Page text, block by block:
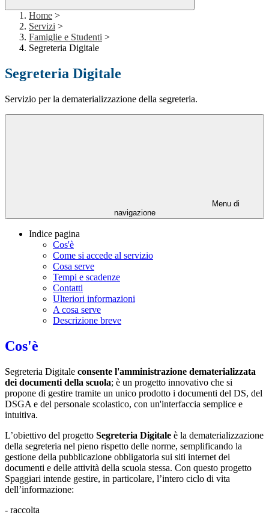
Home >
Servizi >
Famiglie e Studenti >
Segreteria Digitale
Segreteria Digitale
Servizio per la dematerializzazione della segreteria.
Menu di
navigazione
Indice pagina
Cos'è
Come si accede al servizio
Cosa serve
Tempi e scadenze
Contatti
Ulteriori informazioni
A cosa serve
Descrizione breve
Cos'è
Segreteria Digitale consente l'amministrazione dematerializzata
dei documenti della scuola; è un progetto innovativo che si
propone di gestire tramite un unico prodotto i documenti del DS, del
DSGA e del personale scolastico, con un'interfaccia semplice e
intuitiva.
L’obiettivo del progetto Segreteria Digitale è la dematerializzazione
della segreteria nel pieno rispetto delle norme, semplificando la
gestione della pubblicazione obbligatoria sui siti internet dei
documenti e delle attività della scuola stessa. Con questo progetto
Spaggiari intende gestire, in particolare, l’intero ciclo di vita
dell’informazione:
- raccolta